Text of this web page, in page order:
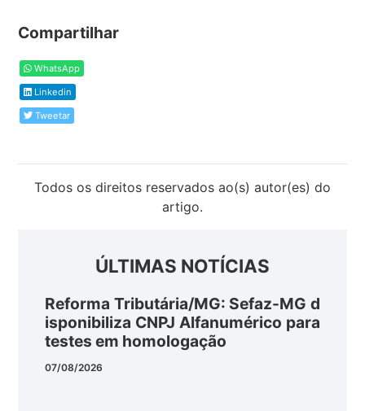
Compartilhar
WhatsApp
Linkedin
Tweetar
Todos os direitos reservados ao(s) autor(es) do
artigo.
ÚLTIMAS NOTÍCIAS
Reforma Tributária/MG: Sefaz-MG d
isponibiliza CNPJ Alfanumérico para
testes em homologação
07/08/2026